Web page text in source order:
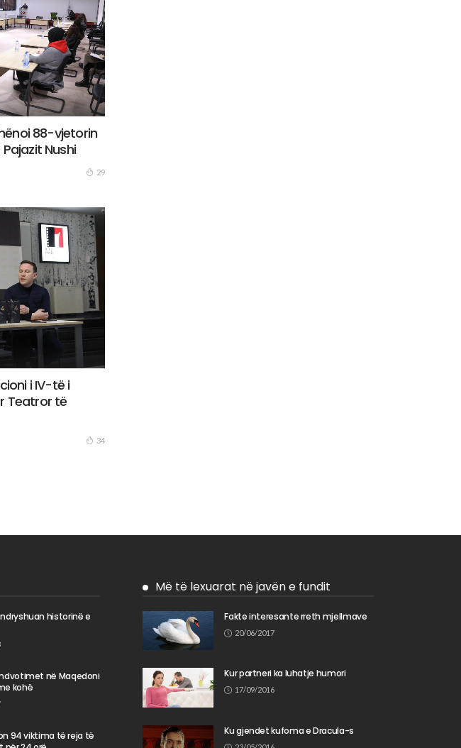
88-vjetorin
Nushi
29
i IV-të i
Teatror të
34
historinë e
në Maqedoni
kohë
94 viktima të reja të
Më të lexuarat në javën e fundit
Fakte interesante rreth mjellmave
20/06/2017
Kur partneri ka luhatje humori
17/09/2016
Ku gjendet kufoma e Dracula-s